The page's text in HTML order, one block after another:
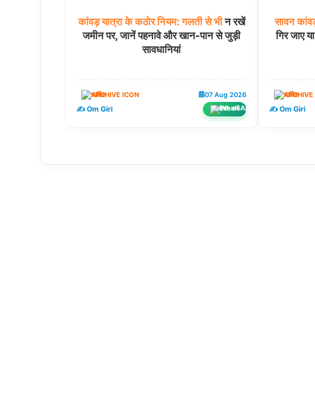
कांवड़ यात्रा के कठोर नियम: गलती से भीन रखें
जमीन पर, जानें पहनावे और खान-पान से जुड़ी
सावधानियां
धार्मिक 07 Aug 2026
✍️ Om Giri शेयर करें
सावन
गिर जाए
धार्मिक
✍️ Om Giri